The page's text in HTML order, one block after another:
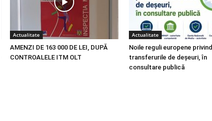
Actualitate
AMENZI DE 163 000 DE LEI, DUPĂ
CONTROALELE ITM OLT
Actualitate
Noile reguli europene privind
transferurile de deșeuri, în
consultare publică